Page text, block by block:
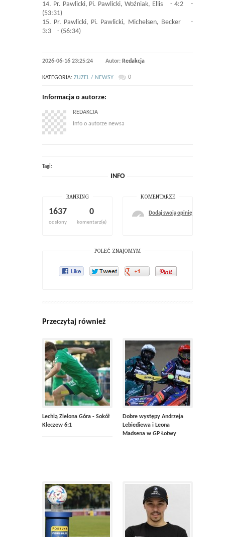
14. Pr. Pawlicki, Pi. Pawlicki, Woźniak, Ellis - 4:2 -
(53:31)
15. Pr. Pawlicki, Pi. Pawlicki, Michelsen, Becker -
3:3 - (56:34)
2026-06-16 23:25:24 Autor: Redakcja
KATEGORIA: ZUZEL / NEWSY 0
Informacja o autorze:
REDAKCJA
Info o autorze newsa
Tagi:
INFO
RANKING
1637
odsłony
0
komentarz(e)
KOMENTARZE
Dodaj swoją opinię
POLEĆ ZNAJOMYM
Przeczytaj również
Lechią Zielona Góra - Sokół
Kleczew 6:1
Dobre występy Andrzeja
Lebiediewa i Leona
Madsena w GP Łotwy